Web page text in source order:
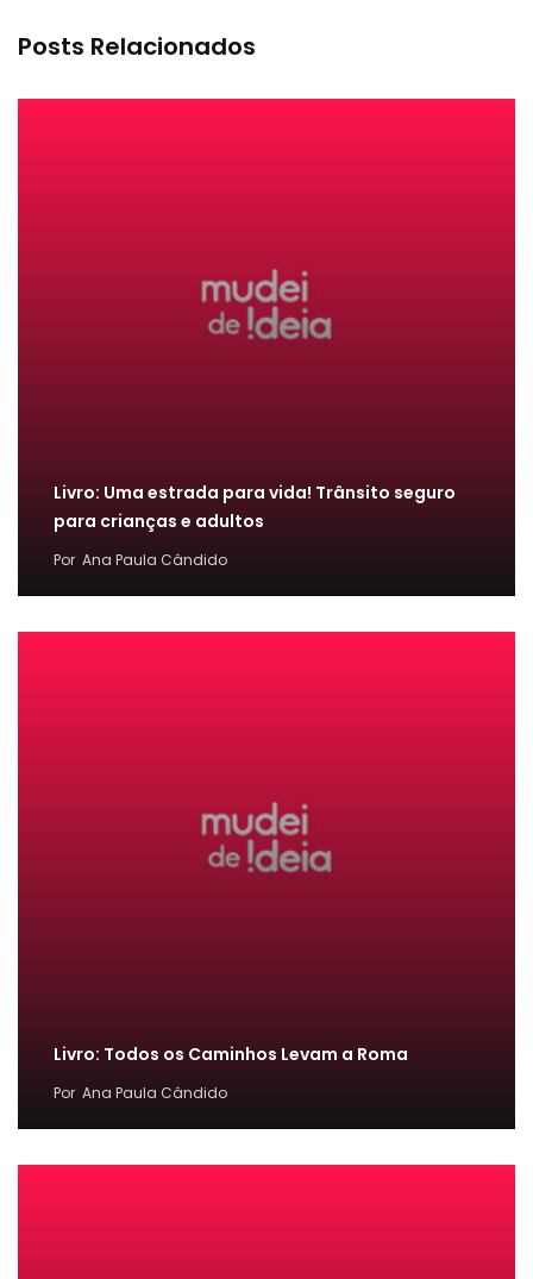
Posts Relacionados
Livro: Uma estrada para vida! Trânsito seguro
para crianças e adultos
Por Ana Paula Cândido
Livro: Todos os Caminhos Levam a Roma
Por Ana Paula Cândido